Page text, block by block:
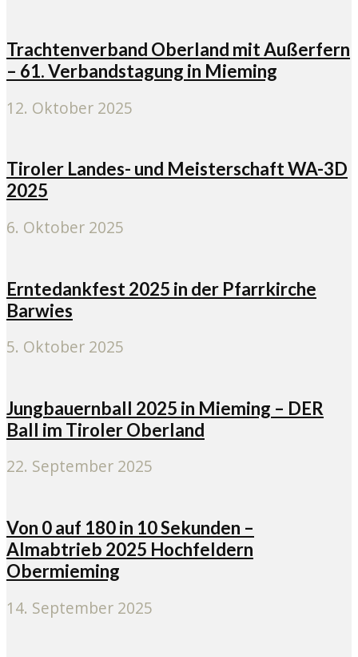
Trachtenverband Oberland mit Außerfern
– 61. Verbandstagung in Mieming
12. Oktober 2025
Tiroler Landes- und Meisterschaft WA-3D
2025
6. Oktober 2025
Erntedankfest 2025 in der Pfarrkirche
Barwies
5. Oktober 2025
Jungbauernball 2025 in Mieming – DER
Ball im Tiroler Oberland
22. September 2025
Von 0 auf 180 in 10 Sekunden –
Almabtrieb 2025 Hochfeldern
Obermieming
14. September 2025